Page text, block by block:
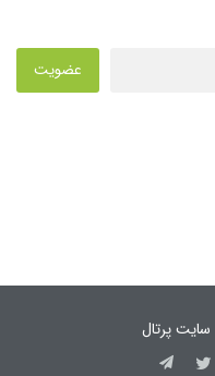
عضویت
سایت پرتال